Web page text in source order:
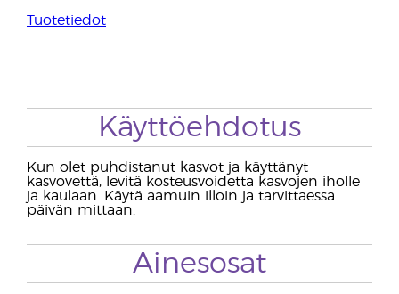
Tuotetiedot
Käyttöehdotus
Kun olet puhdistanut kasvot ja käyttänyt
kasvovettä, levitä kosteusvoidetta kasvojen iholle
ja kaulaan. Käytä aamuin illoin ja tarvittaessa
päivän mittaan.
Ainesosat